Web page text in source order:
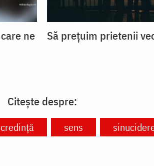
ne
Să prețuim prietenii
Citește despre:
credință sens